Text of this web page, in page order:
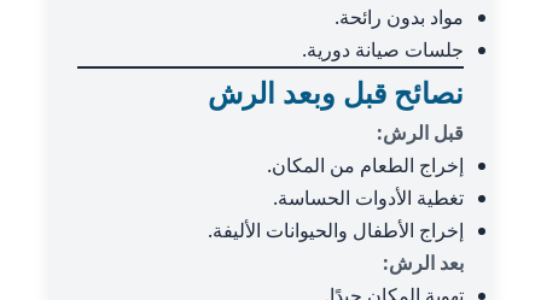
مواد بدون رائحة.
جلسات صيانة دورية.
نصائح قبل وبعد الرش
قبل الرش:
إخراج الطعام من المكان.
تغطية الأدوات الحساسة.
إخراج الأطفال والحيوانات الأليفة.
بعد الرش: